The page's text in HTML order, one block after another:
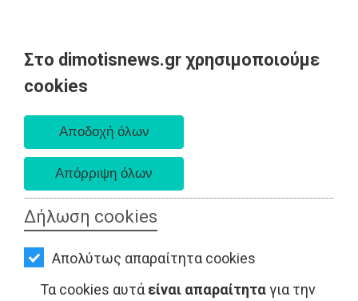
Στο dimotisnews.gr χρησιμοποιούμε
cookies
Δήλωση cookies
Απολύτως απαραίτητα cookies
Τα cookies αυτά είναι απαραίτηταγια την
AΡΧΙΚΗ
ΕΙΔΗΣΕΙΣ
ΠΟΛΙΤΙΚΗ
ΤΟΠΙΚΗ
ΑΥΤΟΔΙΟΙΚΗΣΗ
ΟΙΚΟΝΟΜΙΑ
ΑΘΛΗΤΙΣΜΟΣ